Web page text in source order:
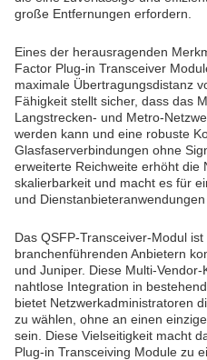
große Entfernungen erfordern.
Eines der herausragenden
Factor Plug-in Transceiver
maximale Übertragungsdistanz
Fähigkeit stellt sicher, dass das
Langstrecken- und Metro-
werden kann und eine robuste
Glasfaserverbindungen ohne
erweiterte Reichweite erhöht die
skalierbarkeit und macht es für
und Dienstanbieteranwendungen
Das QSFP-Transceiver-Modul
branchenführenden Anbietern
und Juniper. Diese Multi-
nahtlose Integration in
bietet Netzwerkadministratoren
zu wählen, ohne an einen
sein. Diese Vielseitigkeit macht
Plug-in Transceiving Module zu